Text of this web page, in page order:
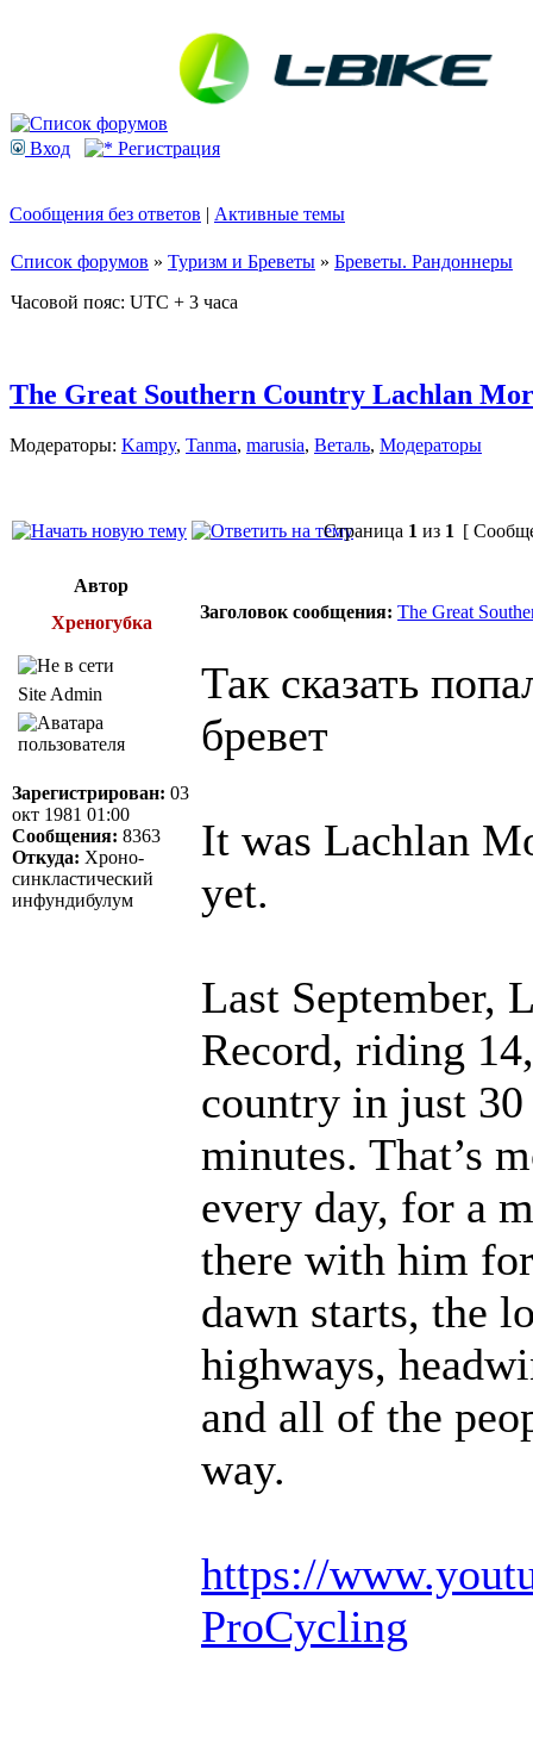
Вход Регистрация
Сообщения без ответов | Активные темы
Список форумов » Туризм и Бреветы » Бреветы. Рандоннеры
Часовой пояс: UTC + 3 часа
The Great Southern Country Lachlan
Модераторы: Kampy, Tanma, marusia, Веталь, Модераторы
Страница 1 из 1 [
Автор
Хреногубка
Заголовок сообщения: The Great
Site Admin
Зарегистрирован: 03
окт 1981 01:00
Сообщения: 8363
Откуда: Xроно-
синкластический
инфундибулум
Так сказать
бревет
It was Lachlan
yet.
Last September,
Record, riding
country in just 30
minutes. That’s
every day, for a
there with him
dawn starts, the
highways,
and all of the
way.
https://
ProCycling